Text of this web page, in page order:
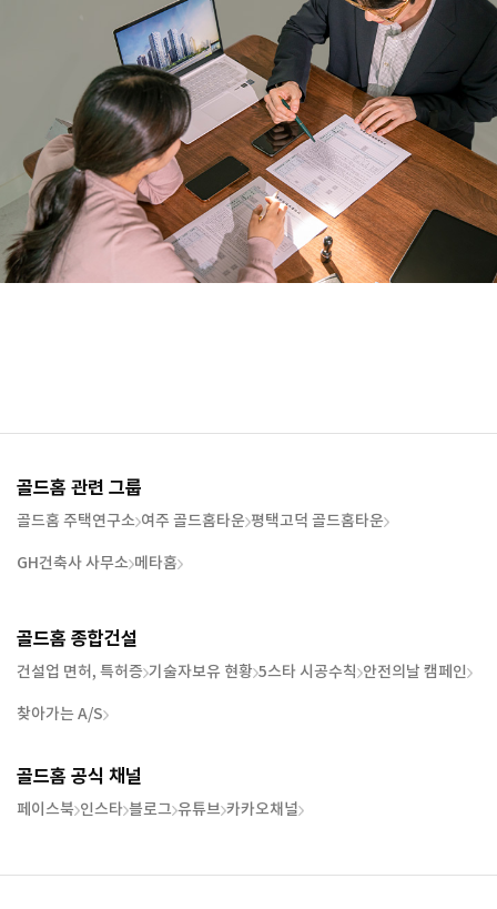
골드홈 관련 그룹
골드홈 주택연구소 여주 골드홈타운 평택고덕 골드홈타운
GH건축사 사무소 메타홈
골드홈 종합건설
건설업 면허, 특허증 기술자보유 현황 5스타 시공수칙 안전의날 캠페인
찾아가는 A/S
골드홈 공식 채널
페이스북 인스타 블로그 유튜브 카카오채널